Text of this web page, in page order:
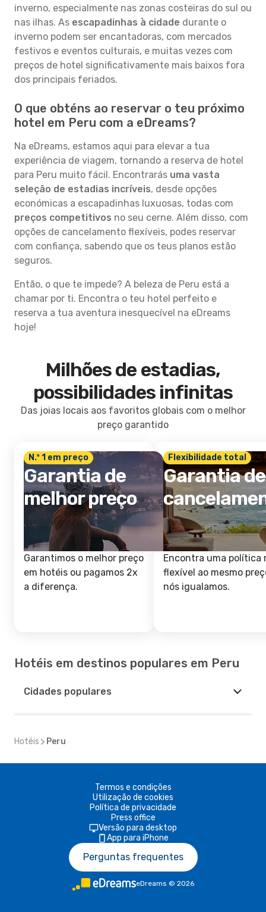
inverno, especialmente nas zonas costeiras do sul ou
nas ilhas. As escapadinhas à cidade durante o
inverno podem ser encantadoras, com mercados
festivos e eventos culturais, e muitas vezes com
preços de hotel significativamente mais baixos fora
dos principais feriados.
O que obténs ao reservar o teu próximo
hotel em Peru com a eDreams?
Na eDreams, estamos aqui para elevar a tua
experiência de viagem, tornando a reserva de hotel
para Peru muito fácil. Encontrarás uma vasta
seleção de estadias incríveis, desde opções
económicas a escapadinhas luxuosas, todas com
preços competitivos no seu cerne. Além disso, com
opções de cancelamento flexíveis, podes reservar
com confiança, sabendo que os teus planos estão
seguros.
Então, o que te impede? A beleza de Peru está a
chamar por ti. Encontra o teu hotel perfeito e
reserva a tua aventura inesquecível na eDreams
hoje!
Milhões de estadias,
possibilidades infinitas
Das joias locais aos favoritos globais com o melhor
preço garantido
N.º 1 em preço
Garantia de
melhor preço
Garantimos o melhor preço
em hotéis ou pagamos 2x
a diferença.
Flexibilidade total
Garantia de
Encontra uma política
flexível ao mesmo
nós igualamos.
Hotéis em destinos populares em Peru
Cidades populares
Hotéis Peru
Termos e condições
Utilização de cookies
Política de privacidade
Press office
Versão para desktop
App para iPhone
Perguntas frequentes
eDreams © 2026